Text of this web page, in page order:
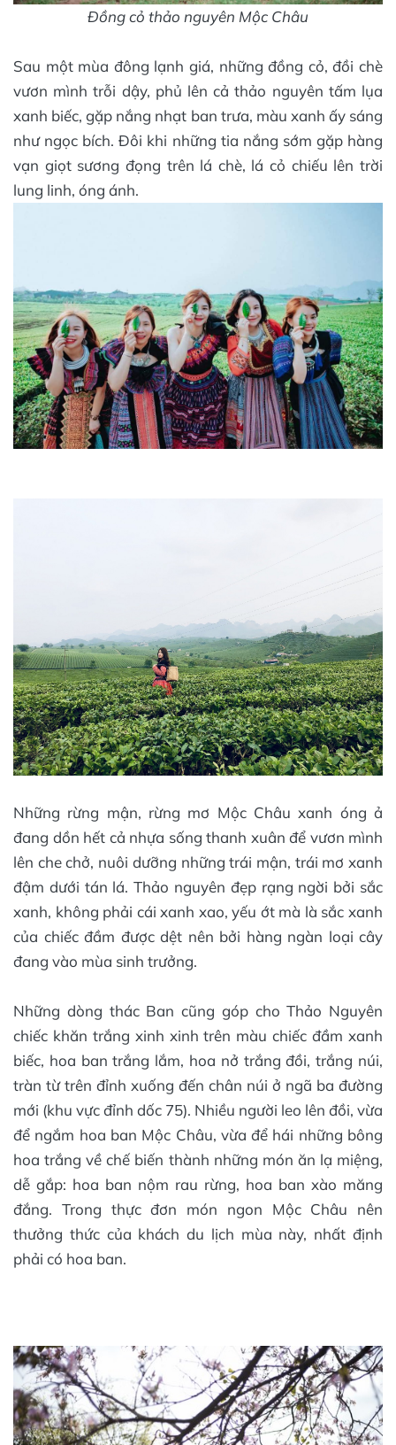
Đồng cỏ thảo nguyên Mộc Châu
Sau một mùa đông lạnh giá, những đồng cỏ, đồi chè
vươn mình trỗi dậy, phủ lên cả thảo nguyên tấm lụa
xanh biếc, gặp nắng nhạt ban trưa, màu xanh ấy sáng
như ngọc bích. Đôi khi những tia nắng sớm gặp hàng
vạn giọt sương đọng trên lá chè, lá cỏ chiếu lên trời
lung linh, óng ánh.
Những rừng mận, rừng mơ Mộc Châu xanh óng ả
đang dồn hết cả nhựa sống thanh xuân để vươn mình
lên che chở, nuôi dưỡng những trái mận, trái mơ xanh
đậm dưới tán lá. Thảo nguyên đẹp rạng ngời bởi sắc
xanh, không phải cái xanh xao, yếu ớt mà là sắc xanh
của chiếc đầm được dệt nên bởi hàng ngàn loại cây
đang vào mùa sinh trưởng.
Những dòng thác Ban cũng góp cho Thảo Nguyên
chiếc khăn trắng xinh xinh trên màu chiếc đầm xanh
biếc, hoa ban trắng lắm, hoa nở trắng đồi, trắng núi,
tràn từ trên đỉnh xuống đến chân núi ở ngã ba đường
mới (khu vực đỉnh dốc 75). Nhiều người leo lên đồi, vừa
để ngắm hoa ban Mộc Châu, vừa để hái những bông
hoa trắng về chế biến thành những món ăn lạ miệng,
dễ gắp: hoa ban nộm rau rừng, hoa ban xào măng
đắng. Trong thực đơn món ngon Mộc Châu nên
thưởng thức của khách du lịch mùa này, nhất định
phải có hoa ban.